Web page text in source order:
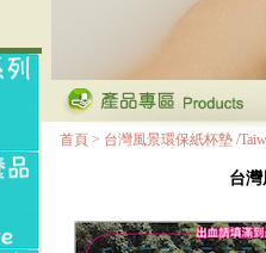
首頁 > 台灣風景環保紙杯墊 /
台灣